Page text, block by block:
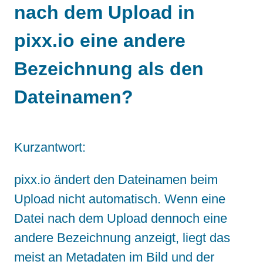
nach dem Upload in
pixx.io eine andere
Bezeichnung als den
Dateinamen?
Kurzantwort:
pixx.io ändert den Dateinamen beim
Upload nicht automatisch. Wenn eine
Datei nach dem Upload dennoch eine
andere Bezeichnung anzeigt, liegt das
meist an Metadaten im Bild und der